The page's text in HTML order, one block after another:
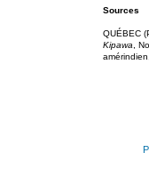
Sources
QUÉBEC
Kipawa ,